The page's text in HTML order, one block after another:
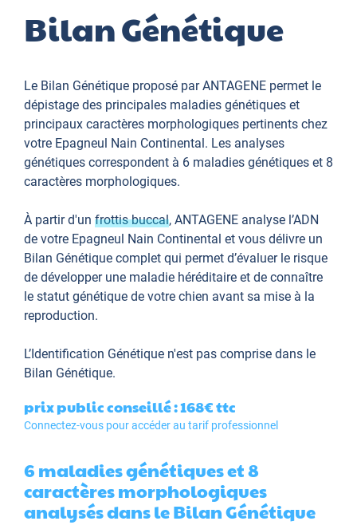
Bilan Génétique
Le Bilan Génétique proposé par ANTAGENE permet le
dépistage des principales maladies génétiques et
principaux caractères morphologiques pertinents chez
votre Epagneul Nain Continental. Les analyses
génétiques correspondent à 6 maladies génétiques et 8
caractères morphologiques.
À partir d'un frottis buccal, ANTAGENE analyse l’ADN
de votre Epagneul Nain Continental et vous délivre un
Bilan Génétique complet qui permet d’évaluer le risque
de développer une maladie héréditaire et de connaître
le statut génétique de votre chien avant sa mise à la
reproduction.
L’Identification Génétique n'est pas comprise dans le
Bilan Génétique.
prix public conseillé : 168€ttc
Connectez-vous pour accéder au tarif professionnel
6 maladies génétiques et 8
caractères morphologiques
analysés dans le Bilan Génétique